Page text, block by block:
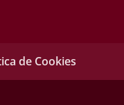
de Cookies